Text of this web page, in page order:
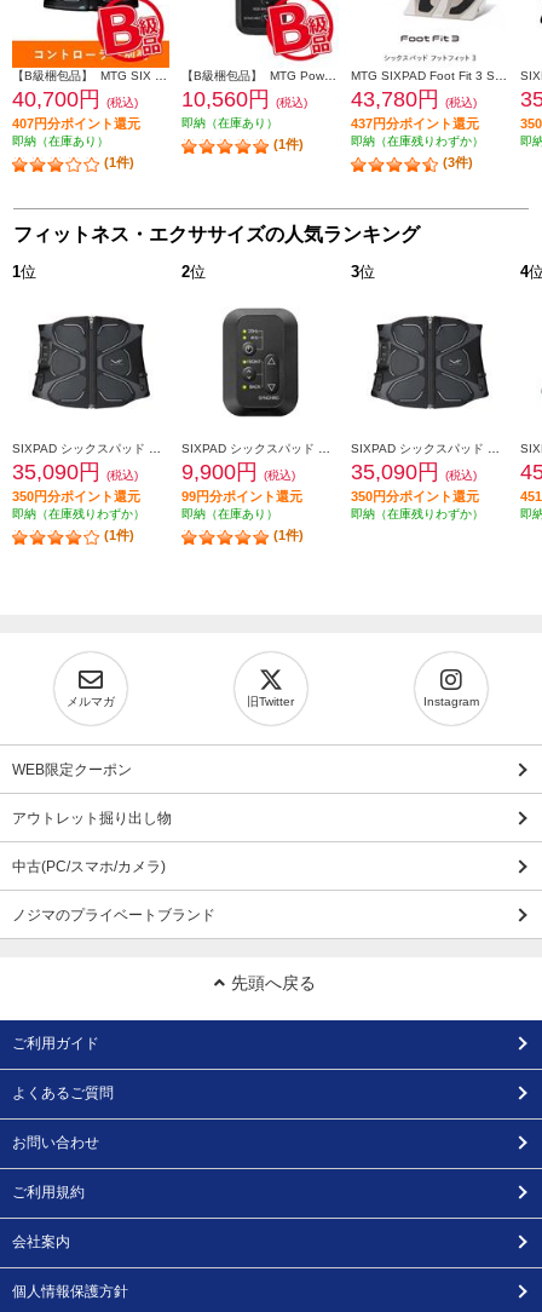
40,700円 (税込)
407円分ポイント還元
即納（在庫あり）
(1件)
10,560円
(税込)
即納（在庫あり）
(1件)
43,780円 (税込)
437円分ポイント還元
即納（在庫残りわずか）
(3件)
即
フィットネス・エクササイズの人気ランキング
1位
35,090円 (税込)
350円分ポイント還元
即納（在庫残りわずか）
(1件)
2位
9,900円 (税込)
99円分ポイント還元
即納（在庫あり）
(1件)
3位
35,090円 (税込)
350円分ポイント還元
即納（在庫残りわずか）
4
即
メルマガ 旧Twitter Instagram
WEB限定クーポン
アウトレット掘り出し物
中古(PC/スマホ/カメラ)
ノジマのプライベートブランド
先頭へ戻る
ご利用ガイド
よくあるご質問
お問い合わせ
ご利用規約
会社案内
個人情報保護方針